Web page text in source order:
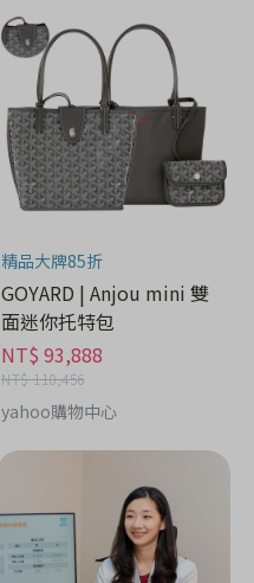
精品大牌85折
GOYARD | Anjou mini 雙
面迷你托特包
NT$ 93,888
NT$ 110,456
yahoo購物中心